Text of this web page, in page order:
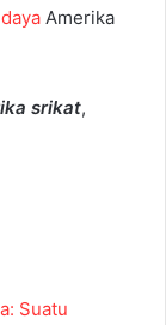
Amerika
srikat,
Suatu